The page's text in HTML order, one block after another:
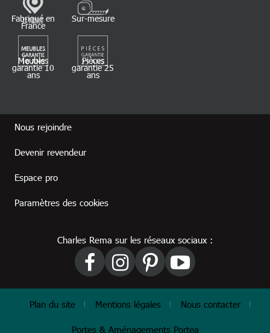
Fabriqué en
France
Sur-mesure
Meubles
garantie 10
ans
Pièces
garantie 25
ans
Nous rejoindre
Devenir revendeur
Espace pro
Paramètres des cookies
Charles Rema sur les réseaux sociaux :
Plan du site Mentions légales Nous contacter
Portes & Aménagements Portea